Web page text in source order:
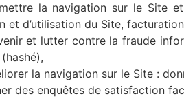
la navigation sur le Site
et d’utilisation du Site,
et lutter contre la fraude
la navigation sur le Site :
des enquêtes de satisfaction